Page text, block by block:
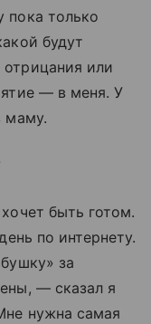
только
будут
или
— в меня. У
маму.
быть готом.
по интернету.
за
— сказал я
нужна самая